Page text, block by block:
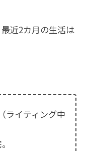
近2カ月の生活は
ライティング中